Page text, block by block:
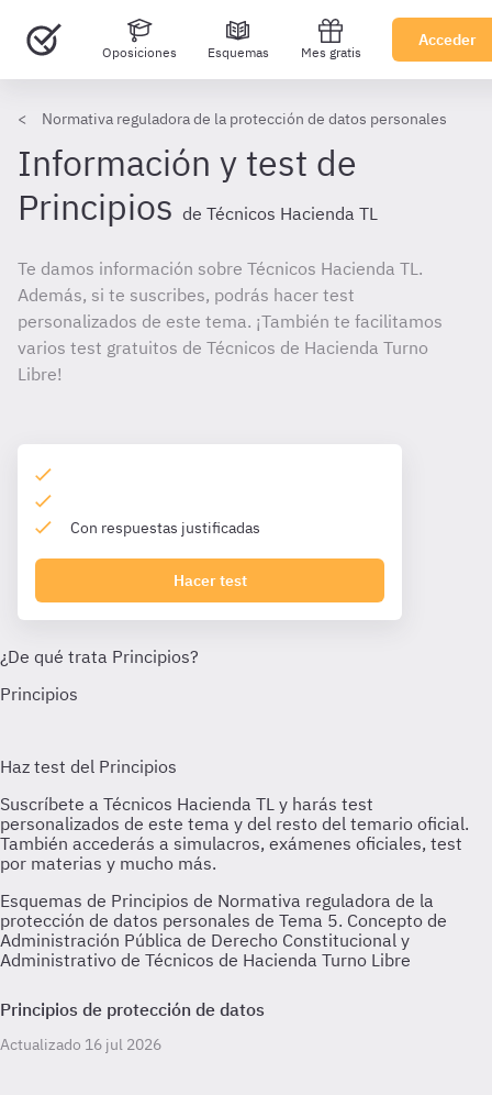
Oposiciones Esquemas Mes gratis
Acceder
Normativa reguladora de la protección de datos personales
Información y test de
Principios de Técnicos Hacienda TL
Te damos información sobre Técnicos Hacienda TL.
Además, si te suscribes, podrás hacer test
personalizados de este tema. ¡También te facilitamos
varios test gratuitos de Técnicos de Hacienda Turno
Libre!
Con respuestas justificadas
Hacer test
Esquemas de Principios de Normativa reguladora de la
protección de datos personales de Tema 5. Concepto de
Administración Pública de Derecho Constitucional y
Administrativo de Técnicos de Hacienda Turno Libre
Principios de protección de datos
Actualizado 16 jul 2026